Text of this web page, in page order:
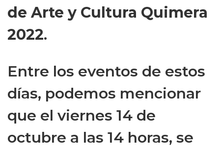
de Arte y Cultura Quimera
2022.
Entre los eventos de estos
días, podemos mencionar
que el viernes 14 de
octubre a las 14 horas, se